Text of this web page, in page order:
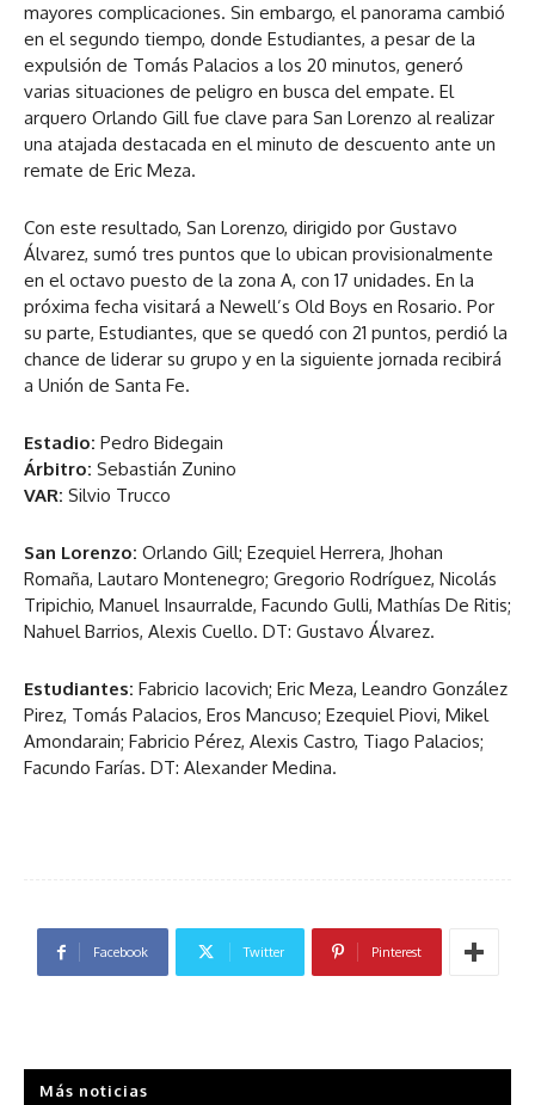
mayores complicaciones. Sin embargo, el panorama cambió
en el segundo tiempo, donde Estudiantes, a pesar de la
expulsión de Tomás Palacios a los 20 minutos, generó
varias situaciones de peligro en busca del empate. El
arquero Orlando Gill fue clave para San Lorenzo al realizar
una atajada destacada en el minuto de descuento ante un
remate de Eric Meza.
Con este resultado, San Lorenzo, dirigido por Gustavo
Álvarez, sumó tres puntos que lo ubican provisionalmente
en el octavo puesto de la zona A, con 17 unidades. En la
próxima fecha visitará a Newell’s Old Boys en Rosario. Por
su parte, Estudiantes, que se quedó con 21 puntos, perdió la
chance de liderar su grupo y en la siguiente jornada recibirá
a Unión de Santa Fe.
Estadio: Pedro Bidegain
Árbitro: Sebastián Zunino
VAR: Silvio Trucco
San Lorenzo: Orlando Gill; Ezequiel Herrera, Jhohan
Romaña, Lautaro Montenegro; Gregorio Rodríguez, Nicolás
Tripichio, Manuel Insaurralde, Facundo Gulli, Mathías De Ritis;
Nahuel Barrios, Alexis Cuello. DT: Gustavo Álvarez.
Estudiantes: Fabricio Iacovich; Eric Meza, Leandro González
Pirez, Tomás Palacios, Eros Mancuso; Ezequiel Piovi, Mikel
Amondarain; Fabricio Pérez, Alexis Castro, Tiago Palacios;
Facundo Farías. DT: Alexander Medina.
Facebook Twitter Pinterest
Más noticias